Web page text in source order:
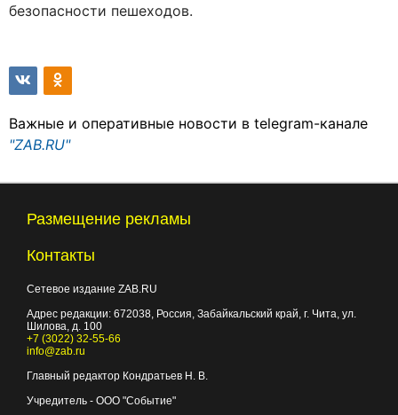
безопасности пешеходов.
Важные и оперативные новости в telegram-канале
"ZAB.RU"
Размещение рекламы
Контакты
Сетевое издание ZAB.RU
Адрес редакции: 672038 , Россия, Забайкальский край, г. Чита ул.
Шилова, д. 100
+7 (3022) 32-55-66
info@zab.ru
Главный редактор Кондратьев Н. В.
Учредитель - ООО "Событие"